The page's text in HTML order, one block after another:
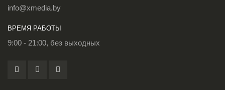
info@xmedia.by
ВРЕМЯ РАБОТЫ
9:00 - 21:00, без выходных